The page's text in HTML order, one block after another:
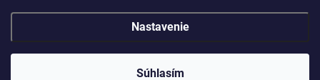
Nastavenie
Súhlasím
Copyright 2026Drogerkovo. Všetky práva vyhradené.Upraviť nastavenie
cookies